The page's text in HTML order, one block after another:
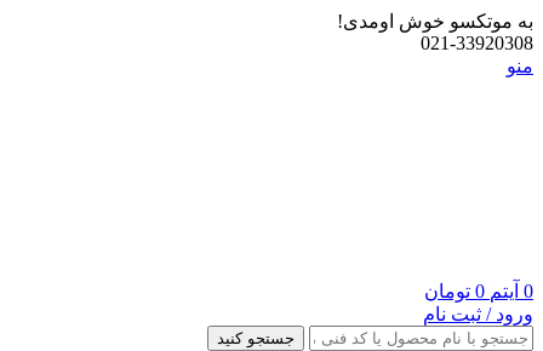
به موتکسو خوش اومدی!
021-33920308
منو
0 آیتم 0 تومان
ورود / ثبت نام
جستجو کنید